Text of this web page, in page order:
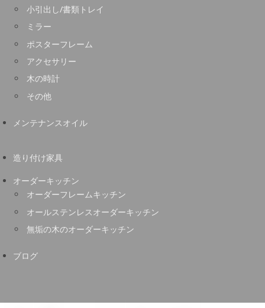
小引出し/書類トレイ
ミラー
ポスターフレーム
アクセサリー
木の時計
その他
メンテナンスオイル
造り付け家具
オーダーキッチン
オーダーフレームキッチン
オールステンレスオーダーキッチン
無垢の木のオーダーキッチン
ブログ